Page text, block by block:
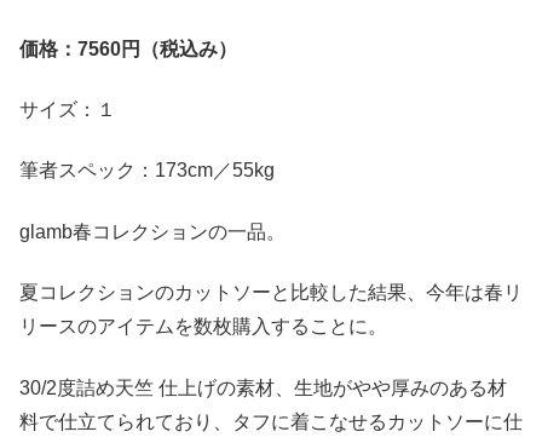
価格：7560円（税込み）
サイズ：１
筆者スペック：173cm／55kg
glamb春コレクションの一品。
夏コレクションのカットソーと比較した結果、今年は春リ
リースのアイテムを数枚購入することに。
30/2度詰め天竺 仕上げの素材、生地がやや厚みのある材
料で仕立てられており、タフに着こなせるカットソーに仕